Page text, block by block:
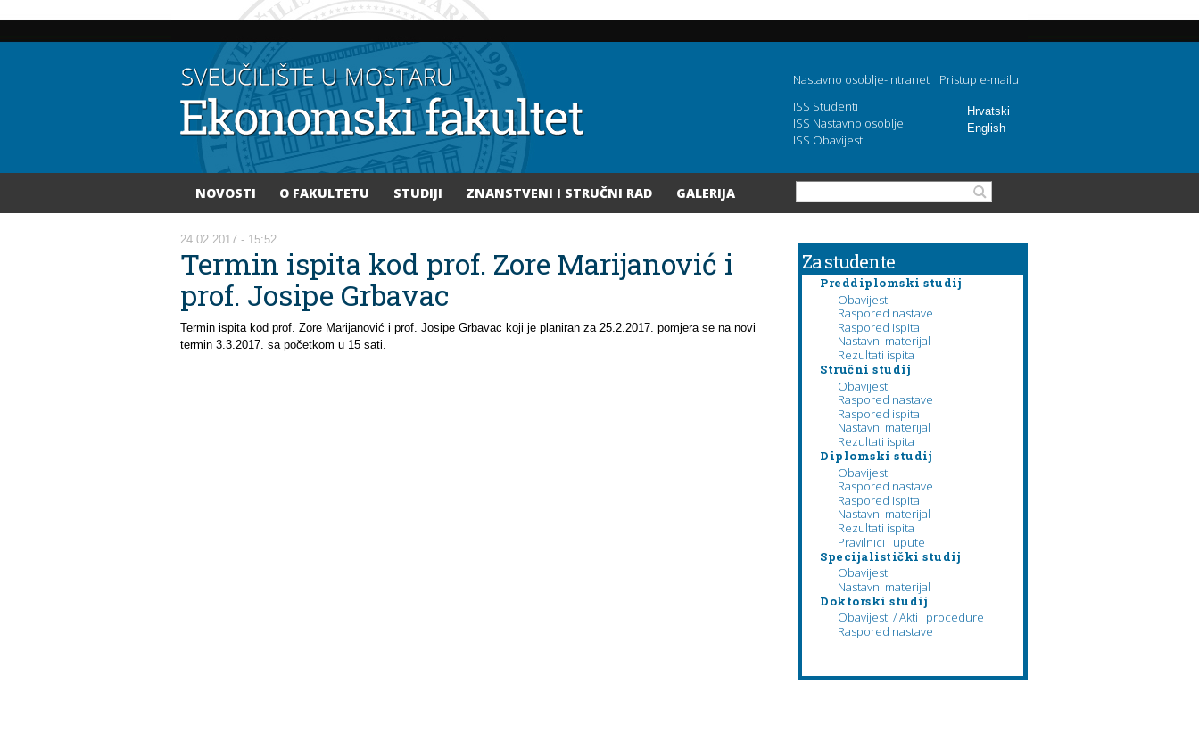
glavni
Hrvatski
English
Nastavno osoblje-Intranet
Pristup e-mailu
ISS Studenti
ISS Nastavno osoblje
ISS Obavijesti
NOVOSTI O FAKULTETU STUDIJI ZNANSTVENI I STRUČNI RAD GALERIJA Obrazac pretraživanja
Vi ste ovdje
24.02.2017 - 15:52
Termin ispita kod prof. Zore Marijanović i
prof. Josipe Grbavac
Termin ispita kod prof. Zore Marijanović i prof. Josipe Grbavac koji je planiran za 25.2.2017. pomjera se na novi
termin 3.3.2017. sa početkom u 15 sati.
Za studente
Preddiplomski studij
Obavijesti
Raspored nastave
Raspored ispita
Nastavni materijal
Rezultati ispita
Stručni studij
Obavijesti
Raspored nastave
Raspored ispita
Nastavni materijal
Rezultati ispita
Diplomski studij
Obavijesti
Raspored nastave
Raspored ispita
Nastavni materijal
Rezultati ispita
Pravilnici i upute
Specijalistički studij
Obavijesti
Nastavni materijal
Doktorski studij
Obavijesti / Akti i procedure
Raspored nastave